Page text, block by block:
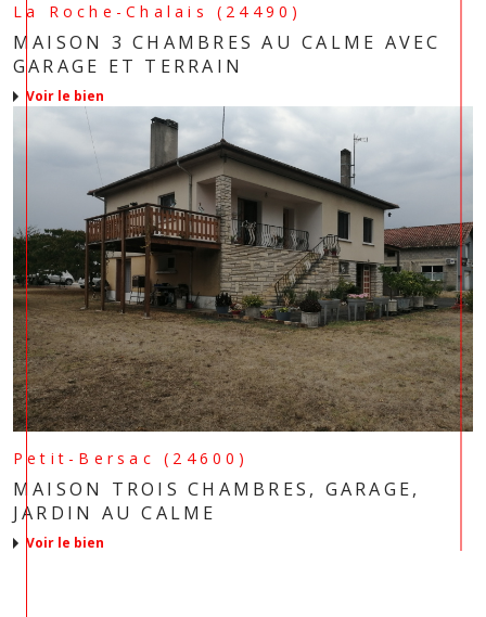
La Roche-Chalais (24490)
MAISON 3 CHAMBRES AU CALME AVEC
GARAGE ET TERRAIN
voir le bien
Petit-Bersac (24600)
MAISON TROIS CHAMBRES, GARAGE,
JARDIN AU CALME
voir le bien